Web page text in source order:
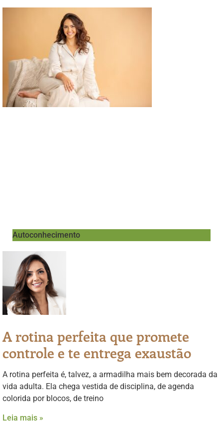
Autoconhecimento
A rotina perfeita que promete
controle e te entrega exaustão
A rotina perfeita é, talvez, a armadilha mais bem decorada da
vida adulta. Ela chega vestida de disciplina, de agenda
colorida por blocos, de treino
Leia mais »